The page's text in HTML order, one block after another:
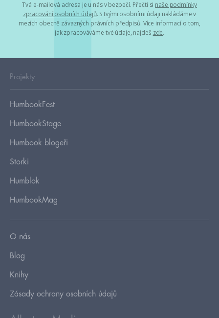
Tvá e-mailová adresa je u nás v bezpečí. Přečti si naše podmínky
zpracování osobních údajů. S tvými osobními údaji nakládáme v
mezích obecně závazných právních předpisů. Více informací o tom,
jak zpracováváme tvé údaje, najdeš zde.
Projekty
HumbookFest
HumbookStage
Humbook blogeři
Storki
Humblok
HumbookMag
O nás
Blog
Knihy
Zásady ochrany osobních údajů